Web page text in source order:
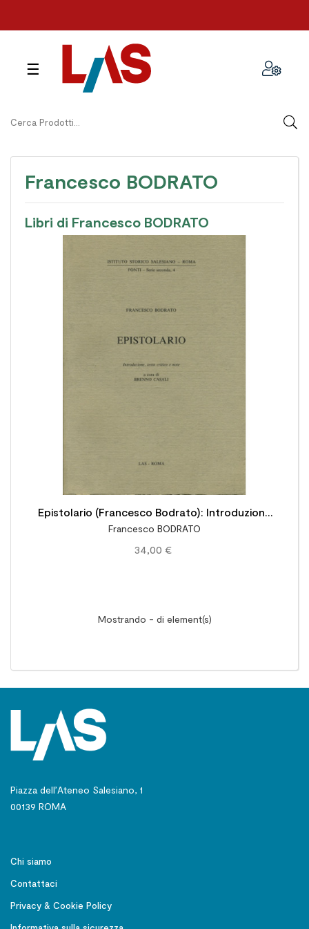
navigazione
☰
Francesco BODRATO
Libri di Francesco BODRATO
Epistolario (Francesco Bodrato): Introduzione
testo critico e note a cura di Brenno Casali
Francesco BODRATO
34,00 €
Mostrando - di element(s)
Piazza dell’Ateneo Salesiano, 1
00139 ROMA
Chi siamo
Contattaci
Privacy & Cookie Policy